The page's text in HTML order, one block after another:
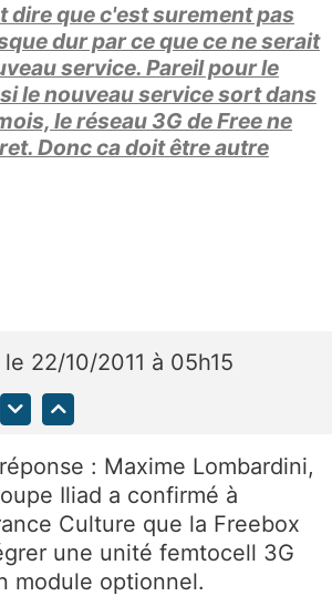
dire que c'est surement pas
dur par ce que ce ne serait
service. Pareil pour le
le nouveau service sort dans
le réseau 3G de Free ne
Donc ca doit être autre
le 22/10/2011 à 05h15
: Maxime Lombardini,
Iliad a confirmé à
Culture que la Freebox
une unité femtocell 3G
module optionnel.